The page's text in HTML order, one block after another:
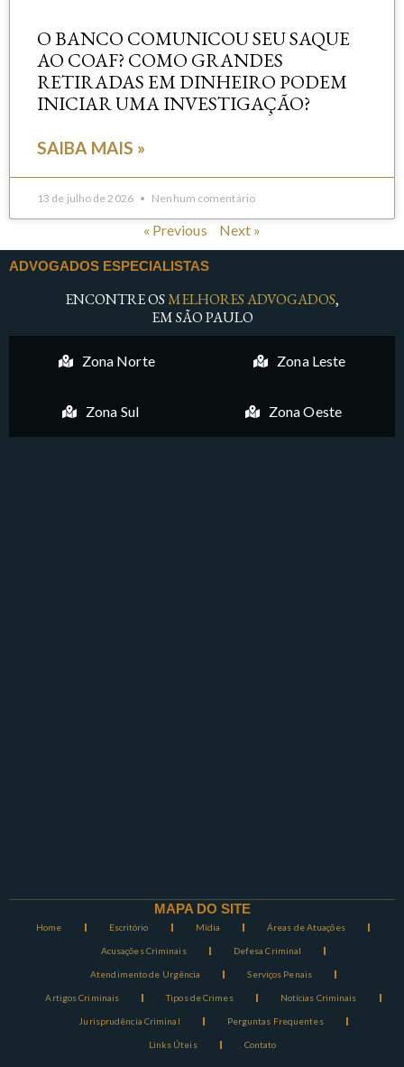
O BANCO COMUNICOU SEU SAQUE
AO COAF? COMO GRANDES
RETIRADAS EM DINHEIRO PODEM
INICIAR UMA INVESTIGAÇÃO?
SAIBA MAIS »
13 de julho de 2026 Nenhum comentário
« Previous Next »
ADVOGADOS ESPECIALISTAS
ENCONTRE OSMELHORES ADVOGADOS,
EM SÃO PAULO
Zona Norte Zona Leste
Zona Sul Zona Oeste
MAPA DO SITE
Home Escritório Mídia Áreas de Atuações
Acusações Criminais Defesa Criminal
Atendimento de Urgência Serviços Penais
Artigos Criminais Tipos de Crimes Notícias Criminais
Jurisprudência Criminal Perguntas Frequentes
Links Úteis Contato